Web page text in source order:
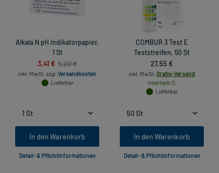
Alkala N pH Indikatorpapier,
1 St
3,41 € 5,20 €
inkl. MwSt. zzgl. Versandkosten
Lieferbar
In den Warenkorb
Detail- & Pflichtinformationen
COMBUR 3 Test E
Teststreifen, 50 St
27,55 €
inkl. MwSt. Gratis-Versand
innerhalb D.
Lieferbar
In den Warenkorb
Detail- & Pflichtinformationen